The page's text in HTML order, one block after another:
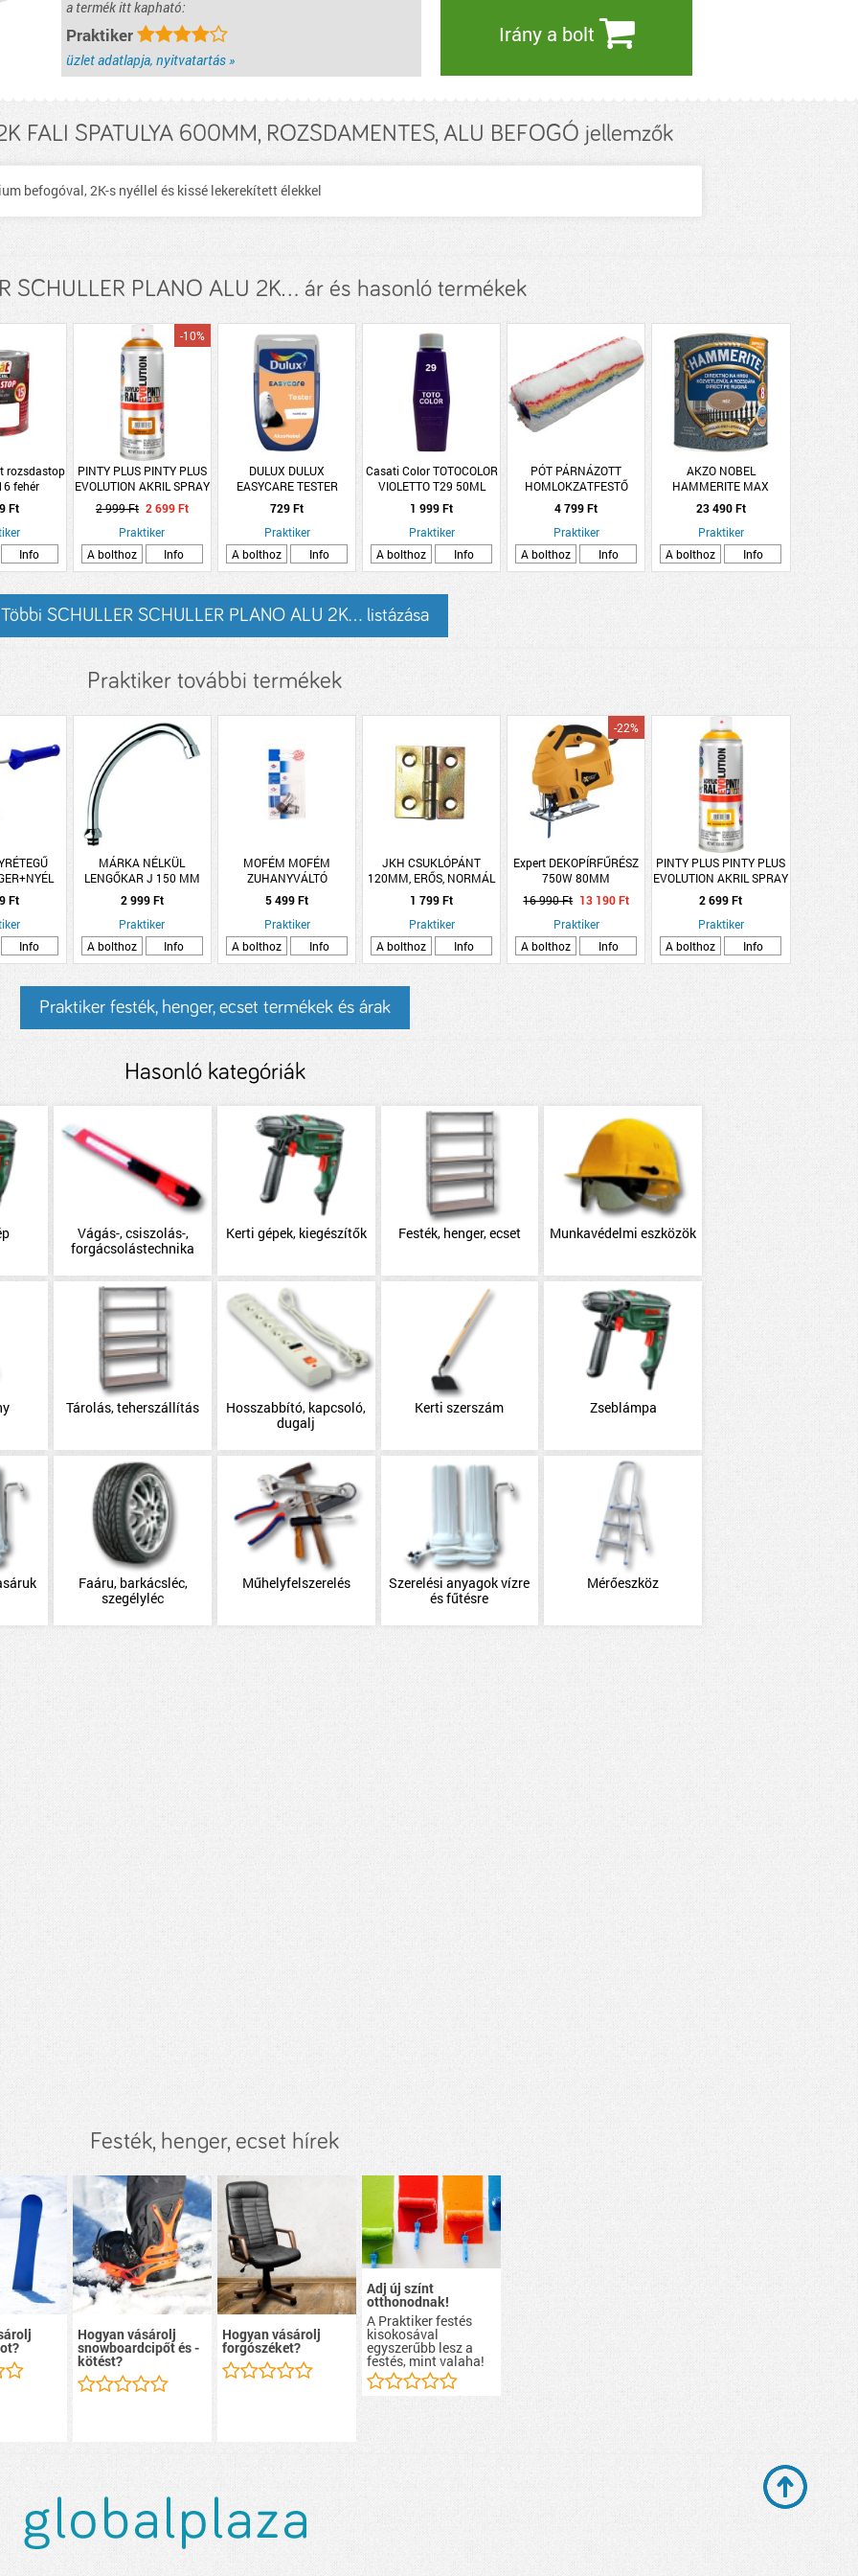
a termék itt kapható:
Praktiker
üzlet adatlapja, nyitvatartás »
Irány a bolt
FALI SPATULYA 600MM, ROZSDAMENTES, ALU BEFOGÓ jellemzők
befogóval, 2K-s nyéllel és kissé lekerekített élekkel
SCHULLER PLANO ALU 2K... ár és hasonló termékek
rozsdastop
fehér
Ft
Info
PINTY PLUS PINTY PLUS
EVOLUTION AKRIL SPRAY
400ML RAL 8001
OKKERBARNA
-10%
2 999 Ft 2 699 Ft
Praktiker
A bolthoz
Info
DULUX DULUX
EASYCARE TESTER
HOLDKŐ OLTÁR 30ML
729 Ft
Praktiker
A bolthoz
Info
Casati Color TOTOCOLOR
VIOLETTO T29 50ML
DEKOR FESTÉK PASZTA
1 999 Ft
Praktiker
A bolthoz
Info
PÓT PÁRNÁZOTT
HOMLOKZATFESTŐ
4 799 Ft
Praktiker
A bolthoz
Info
AKZO NOBEL
HAMMERITE MAX
KALAPÁCSLAKK 2,5 L
RÉZ HHAMAX250CO
23 490 Ft
Praktiker
A bolthoz
Info
Többi SCHULLER SCHULLER PLANO ALU 2K... listázása
Praktiker további termékek
Ft
Info
MÁRKA NÉLKÜL
LENGŐKAR J 150 MM
MOSDÓHOZ
2 999 Ft
Praktiker
A bolthoz
Info
MOFÉM MOFÉM
ZUHANYVÁLTÓ
PRAKTIK,JUNIOR,EVO
KÁDHOZ
5 499 Ft
Praktiker
A bolthoz
Info
JKH CSUKLÓPÁNT
120MM, ERŐS, NORMÁL
1 799 Ft
Praktiker
A bolthoz
Info
Expert DEKOPÍRFŰRÉSZ
750W 80MM
-22%
16 990 Ft 13 190 Ft
Praktiker
A bolthoz
Info
PINTY PLUS PINTY PLUS
EVOLUTION AKRIL SPRAY
400ML RAL 1028
DINNYESÁRGA
2 699 Ft
Praktiker
A bolthoz
Info
Praktiker festék, henger, ecset termékek és árak
Hasonló kategóriák
Vágás-, csiszolás-,
forgácsolástechnika
Kerti gépek, kiegészítők Festék, henger, ecset Munkavédelmi eszközök
Tárolás, teherszállítás
Hosszabbító, kapcsoló,
dugalj
Kerti szerszám Zseblámpa
Faáru, barkácsléc,
szegélyléc
Műhelyfelszerelés
Szerelési anyagok vízre
és fűtésre
Mérőeszköz
Festék, henger, ecset hírek
Hogyan vásárolj
snowboardcipőt és -
kötést?
Hogyan vásárolj
forgószéket?
Adj új színt
otthonodnak!
A Praktiker festés
kisokosával
egyszerűbb lesz a
festés, mint valaha!